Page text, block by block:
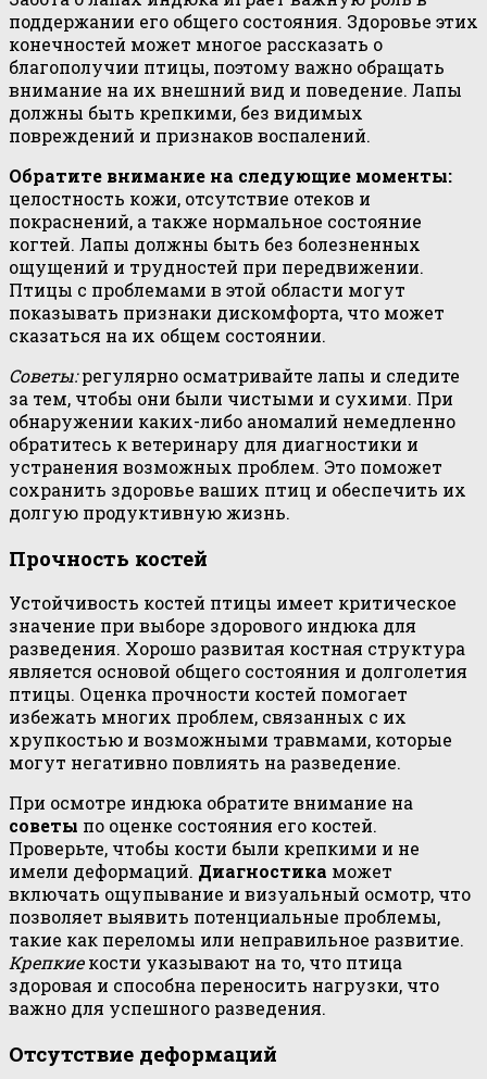
поддержании его общего состояния. Здоровье этих
конечностей может многое рассказать о
благополучии птицы, поэтому важно обращать
внимание на их внешний вид и поведение. Лапы
должны быть крепкими, без видимых
повреждений и признаков воспалений.
Обратите внимание на следующие моменты:
целостность кожи, отсутствие отеков и
покраснений, а также нормальное состояние
когтей. Лапы должны быть без болезненных
ощущений и трудностей при передвижении.
Птицы с проблемами в этой области могут
показывать признаки дискомфорта, что может
сказаться на их общем состоянии.
Советы:регулярно осматривайте лапы и следите
за тем, чтобы они были чистыми и сухими. При
обнаружении каких-либо аномалий немедленно
обратитесь к ветеринару для диагностики и
устранения возможных проблем. Это поможет
сохранить здоровье ваших птиц и обеспечить их
долгую продуктивную жизнь.
Прочность костей
Устойчивость костей птицы имеет критическое
значение при выборе здорового индюка для
разведения. Хорошо развитая костная структура
является основой общего состояния и долголетия
птицы. Оценка прочности костей помогает
избежать многих проблем, связанных с их
хрупкостью и возможными травмами, которые
могут негативно повлиять на разведение.
При осмотре индюка обратите внимание на
советы по оценке состояния его костей.
Проверьте, чтобы кости были крепкими и не
имели деформаций. Диагностика может
включать ощупывание и визуальный осмотр, что
позволяет выявить потенциальные проблемы,
такие как переломы или неправильное развитие.
Крепкиекости указывают на то, что птица
здоровая и способна переносить нагрузки, что
важно для успешного разведения.
Отсутствие деформаций